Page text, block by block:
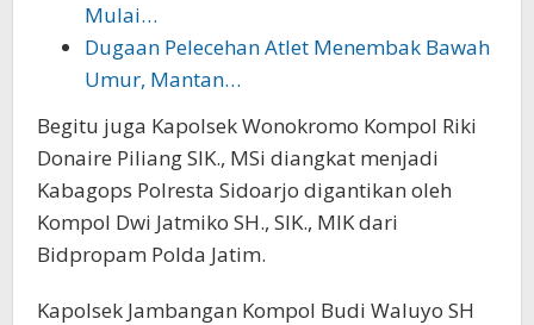
Mulai…
Dugaan Pelecehan Atlet Menembak Bawah
Umur, Mantan…
Begitu juga Kapolsek Wonokromo Kompol Riki
Donaire Piliang SIK., MSi diangkat menjadi
Kabagops Polresta Sidoarjo digantikan oleh
Kompol Dwi Jatmiko SH., SIK., MIK dari
Bidpropam Polda Jatim.
Kapolsek Jambangan Kompol Budi Waluyo SH